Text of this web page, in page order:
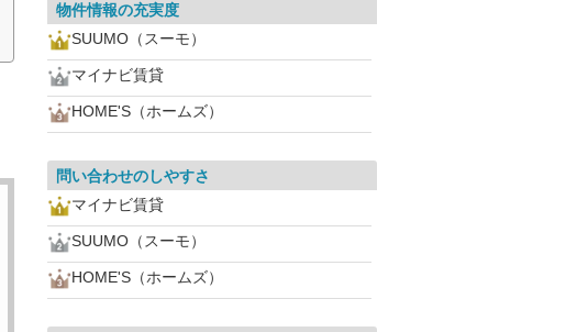
物件情報の充実度
SUUMO（スーモ）
マイナビ賃貸
HOME'S（ホームズ）
問い合わせのしやすさ
マイナビ賃貸
SUUMO（スーモ）
HOME'S（ホームズ）